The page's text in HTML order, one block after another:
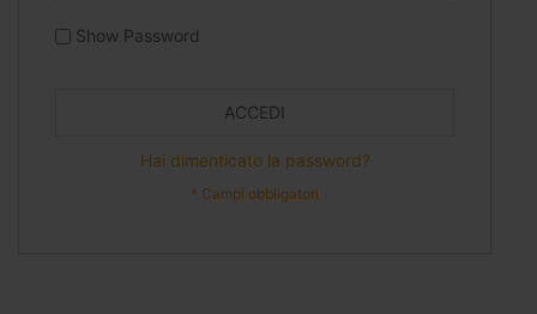
Show Password
ACCEDI
Hai dimenticato la password?